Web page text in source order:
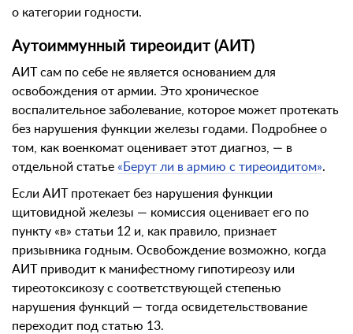
о категории годности.
Аутоиммунный тиреоидит (АИТ)
АИТ сам по себе не является основанием для
освобождения от армии. Это хроническое
воспалительное заболевание, которое может протекать
без нарушения функции железы годами. Подробнее о
том, как военкомат оценивает этот диагноз, — в
отдельной статье «Берут ли в армию с тиреоидитом».
Если АИТ протекает без нарушения функции
щитовидной железы — комиссия оценивает его по
пункту «в» статьи 12 и, как правило, признает
призывника годным. Освобождение возможно, когда
АИТ приводит к манифестному гипотиреозу или
тиреотоксикозу с соответствующей степенью
нарушения функций — тогда освидетельствование
переходит под статью 13.